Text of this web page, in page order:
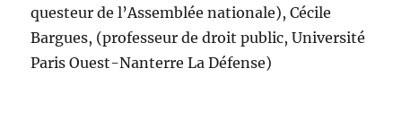
questeur de l’Assemblée nationale), Cécile
Bargues, (professeur de droit public, Université
Paris Ouest-Nanterre La Défense)